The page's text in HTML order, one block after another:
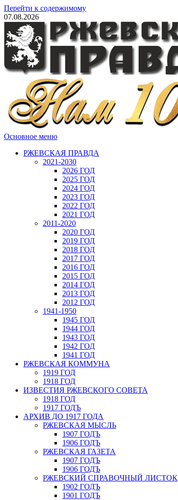
Перейти к содержимому
07.08.2026
Основное меню
РЖЕВСКАЯ ПРАВДА
2021-2030
2026 ГОД
2025 ГОД
2024 ГОД
2023 ГОД
2022 ГОД
2021 ГОД
2011-2020
2020 ГОД
2019 ГОД
2018 ГОД
2017 ГОД
2016 ГОД
2015 ГОД
2014 ГОД
2013 ГОД
2012 ГОД
1941-1950
1945 ГОД
1944 ГОД
1943 ГОД
1942 ГОД
1941 ГОД
РЖЕВСКАЯ КОММУНА
1919 ГОД
1918 ГОД
ИЗВЕСТИЯ РЖЕВСКОГО СОВЕТА
1918 ГОД
1917 ГОДЪ
АРХИВ ДО 1917 ГОДА
РЖЕВСКАЯ МЫСЛЬ
1907 ГОДЪ
1906 ГОДЪ
РЖЕВСКАЯ ГАЗЕТА
1907 ГОДЪ
1906 ГОДЪ
РЖЕВСКИЙ СПРАВОЧНЫЙ ЛИСТОК
1902 ГОДЪ
1901 ГОДЪ